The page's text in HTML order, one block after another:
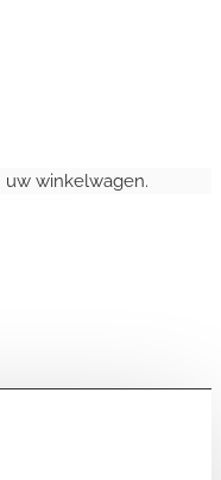
winkelwagen.